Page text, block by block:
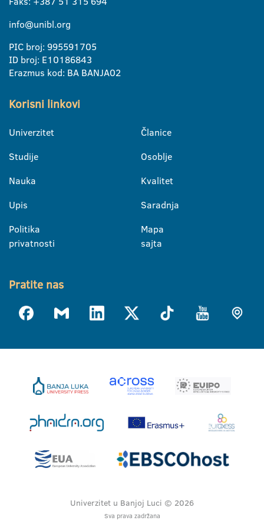
info@unibl.org
PIC broj: 995591705
ID broj: E10186843
Erazmus kod: BA BANJA02
Korisni linkovi
Univerzitet
Studije
Nauka
Upis
Politika
privatnosti
Članice
Osoblje
Kvalitet
Saradnja
Mapa
sajta
Pratite nas
Univerzitet u Banjoj Luci © 2026
Sva prava zadržana